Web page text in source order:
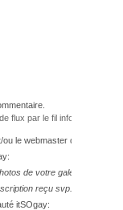
flux par le fil info
le webmaster de ce site?
de votre galerie,
reçu svp.
itSOgay: